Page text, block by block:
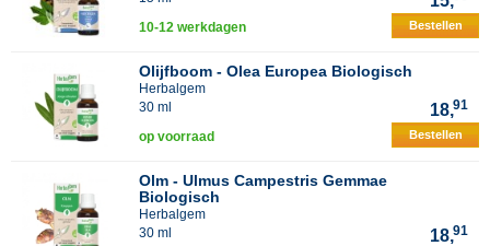
10-12 werkdagen Bestellen
Olijfboom - Olea Europea Biologisch
Herbalgem
30 ml
18,91
op voorraad Bestellen
Olm - Ulmus Campestris Gemmae
Biologisch
Herbalgem
30 ml
18,91